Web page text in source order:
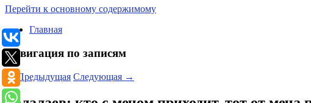
Перейти к основному содержимому
Главная
Навигация по записям
←Предыдущая Следующая →